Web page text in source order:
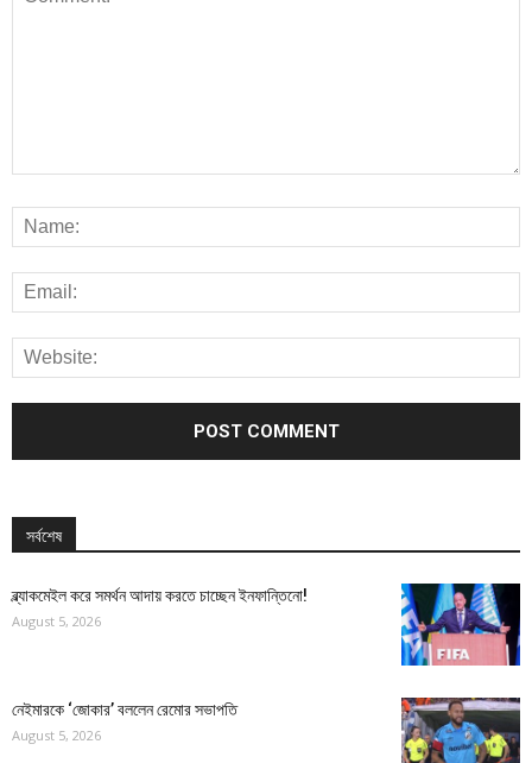
সর্বশেষ
ব্ল্যাকমেইল করে সমর্থন আদায় করতে চাচ্ছেন ইনফান্তিনো!
August 5, 2026
নেইমারকে ‘জোকার’ বললেন রেমোর সভাপতি
August 5, 2026